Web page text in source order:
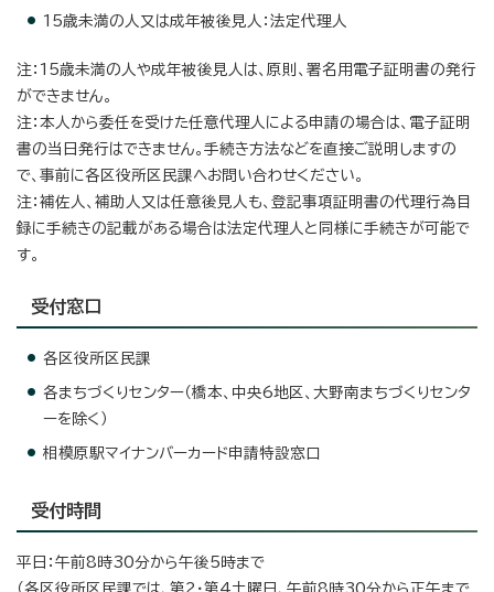
15歳未満の人又は成年被後見人：法定代理人
注：15歳未満の人や成年被後見人は、原則、署名用電子証明書の発行
ができません。
注：本人から委任を受けた任意代理人による申請の場合は、電子証明
書の当日発行はできません。手続き方法などを直接ご説明しますの
で、事前に各区役所区民課へお問い合わせください。
注：補佐人、補助人又は任意後見人も、登記事項証明書の代理行為目
録に手続きの記載がある場合は法定代理人と同様に手続きが可能で
す。
受付窓口
各区役所区民課
各まちづくりセンター（橋本、中央6地区、大野南まちづくりセンタ
ーを除く）
相模原駅マイナンバーカード申請特設窓口
受付時間
平日：午前8時30分から午後5時まで
（各区役所区民課では、第2・第4土曜日、午前8時30分から正午まで